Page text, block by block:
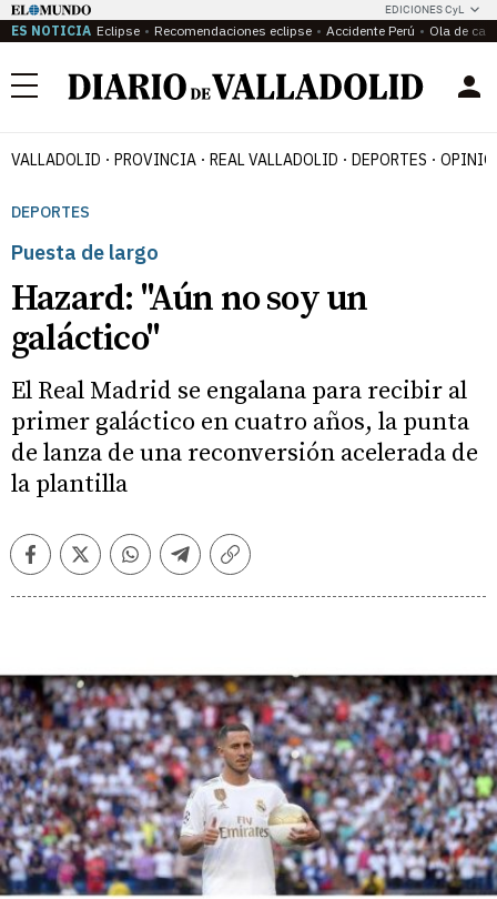
EDICIONES CyL
ES NOTICIA Eclipse Recomendaciones eclipse Accidente Perú Ola de
Menú
VALLADOLID PROVINCIA REAL VALLADOLID DEPORTES
DEPORTES
Puesta de largo
Hazard: "Aún no soy un
galáctico"
El Real Madrid se engalana para recibir al
primer galáctico en cuatro años, la punta
de lanza de una reconversión acelerada de
la plantilla
FacebookTwitterWhatsappTelegramCopiar